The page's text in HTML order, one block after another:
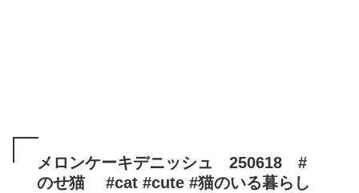
メロンケーキデニッシュ 250618 #
のせ猫 #cat #cute #猫のいる暮らし